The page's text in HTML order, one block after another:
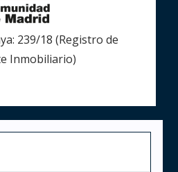
239/18 (Registro de
Inmobiliario)